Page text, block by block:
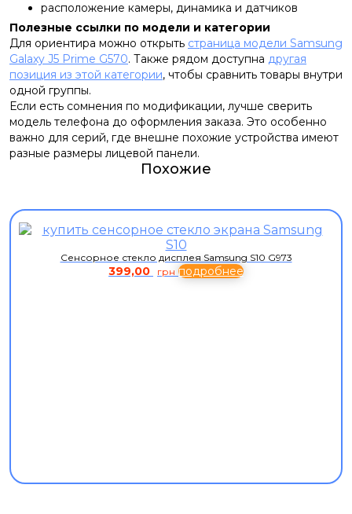
расположение камеры, динамика и датчиков
Полезные ссылки по модели и категории
Для ориентира можно открыть страница модели Samsung
Galaxy J5 Prime G570. Также рядом доступна другая
позиция из этой категории, чтобы сравнить товары внутри
одной группы.
Если есть сомнения по модификации, лучше сверить
модель телефона до оформления заказа. Это особенно
важно для серий, где внешне похожие устройства имеют
разные размеры лицевой панели.
Похожие
Сенсорное стекло дисплея Samsung S10 G973
399,00 грн подробнее